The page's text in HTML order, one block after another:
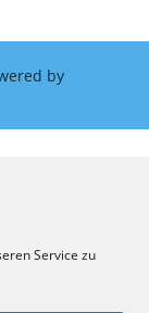
Service zu
by